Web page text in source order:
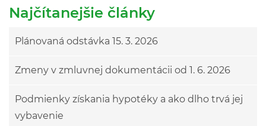
Najčítanejšie články
Plánovaná odstávka 15. 3. 2026
Zmeny v zmluvnej dokumentácii od 1. 6. 2026
Podmienky získania hypotéky a ako dlho trvá jej
vybavenie